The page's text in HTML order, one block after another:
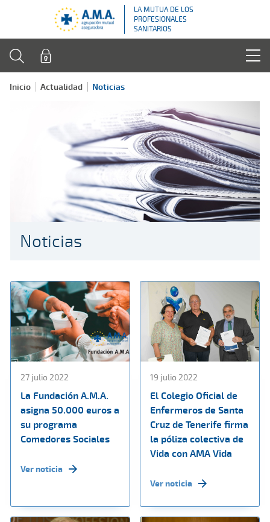
LA MUTUA DE LOS
PROFESIONALES
SANITARIOS
Inicio Actualidad Noticias
Noticias
27 julio 2022
La Fundación A.M.A.
asigna 50.000 euros a
su programa
Comedores Sociales
Ver noticia
19 julio 2022
El Colegio Oficial de
Enfermeros de Santa
Cruz de Tenerife firma
la póliza colectiva de
Vida con AMA Vida
Ver noticia